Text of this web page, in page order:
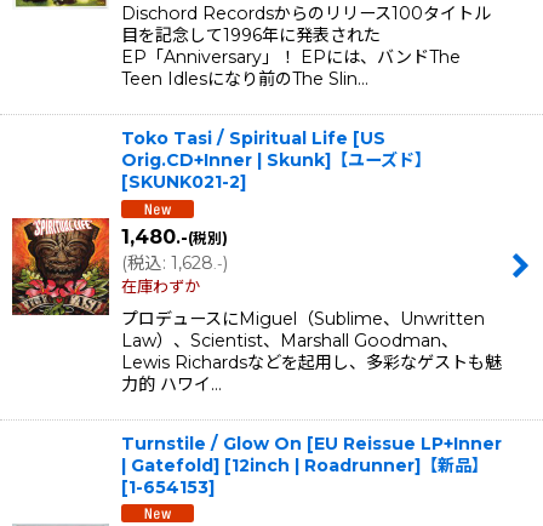
Dischord Recordsからのリリース100タイトル
目を記念して1996年に発表された
EP「Anniversary」！ EPには、バンドThe
Teen Idlesになり前のThe Slin…
Toko Tasi / Spiritual Life [US
Orig.CD+Inner | Skunk]【ユーズド】
[SKUNK021-2]
1,480.-(税別)
(税込: 1,628 .-)
在庫わずか
プロデュースにMiguel（Sublime、Unwritten
Law）、Scientist、Marshall Goodman、
Lewis Richardsなどを起用し、多彩なゲストも魅
力的 ハワイ…
Turnstile / Glow On [EU Reissue LP+Inner
| Gatefold] [12inch | Roadrunner]【新品】
[1-654153]